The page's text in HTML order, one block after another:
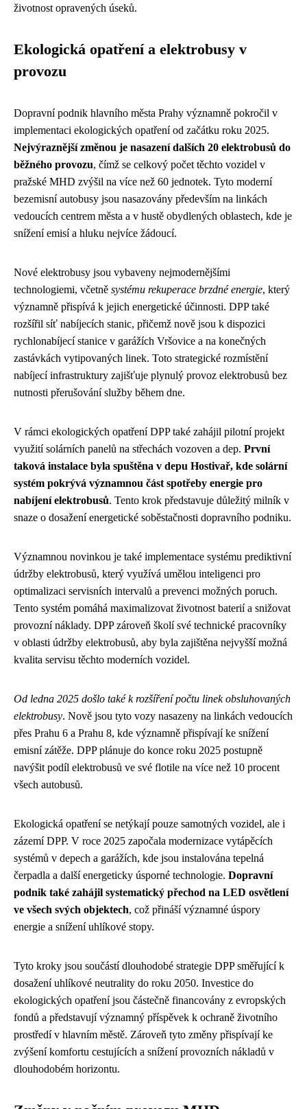
životnost opravených úseků.
Ekologická opatření a elektrobusy v
provozu
Dopravní podnik hlavního města Prahy významně pokročil v
implementaci ekologických opatření od začátku roku 2025.
Nejvýraznější změnou je nasazení dalších 20 elektrobusů do
běžného provozu, čímž se celkový počet těchto vozidel v
pražské MHD zvýšil na více než 60 jednotek. Tyto moderní
bezemisní autobusy jsou nasazovány především na linkách
vedoucích centrem města a v hustě obydlených oblastech, kde je
snížení emisí a hluku nejvíce žádoucí.
Nové elektrobusy jsou vybaveny nejmodernějšími
technologiemi, včetně systému rekuperace brzdné energie, který
významně přispívá k jejich energetické účinnosti. DPP také
rozšířil síť nabíjecích stanic, přičemž nově jsou k dispozici
rychlonabíjecí stanice v garážích Vršovice a na konečných
zastávkách vytipovaných linek. Toto strategické rozmístění
nabíjecí infrastruktury zajišťuje plynulý provoz elektrobusů bez
nutnosti přerušování služby během dne.
V rámci ekologických opatření DPP také zahájil pilotní projekt
využití solárních panelů na střechách vozoven a dep. První
taková instalace byla spuštěna v depu Hostivař, kde solární
systém pokrývá významnou část spotřeby energie pro
nabíjení elektrobusů. Tento krok představuje důležitý milník v
snaze o dosažení energetické soběstačnosti dopravního podniku.
Významnou novinkou je také implementace systému prediktivní
údržby elektrobusů, který využívá umělou inteligenci pro
optimalizaci servisních intervalů a prevenci možných poruch.
Tento systém pomáhá maximalizovat životnost baterií a snižovat
provozní náklady. DPP zároveň školí své technické pracovníky
v oblasti údržby elektrobusů, aby byla zajištěna nejvyšší možná
kvalita servisu těchto moderních vozidel.
Od ledna 2025 došlo také k rozšíření počtu linek obsluhovaných
elektrobusy. Nově jsou tyto vozy nasazeny na linkách vedoucích
přes Prahu 6 a Prahu 8, kde významně přispívají ke snížení
emisní zátěže. DPP plánuje do konce roku 2025 postupně
navýšit podíl elektrobusů ve své flotile na více než 10 procent
všech autobusů.
Ekologická opatření se netýkají pouze samotných vozidel, ale i
zázemí DPP. V roce 2025 započala modernizace vytápěcích
systémů v depech a garážích, kde jsou instalována tepelná
čerpadla a další energeticky úsporné technologie. Dopravní
podnik také zahájil systematický přechod na LED osvětlení
ve všech svých objektech, což přináší významné úspory
energie a snížení uhlíkové stopy.
Tyto kroky jsou součástí dlouhodobé strategie DPP směřující k
dosažení uhlíkové neutrality do roku 2050. Investice do
ekologických opatření jsou částečně financovány z evropských
fondů a představují významný příspěvek k ochraně životního
prostředí v hlavním městě. Zároveň tyto změny přispívají ke
zvýšení komfortu cestujících a snížení provozních nákladů v
dlouhodobém horizontu.